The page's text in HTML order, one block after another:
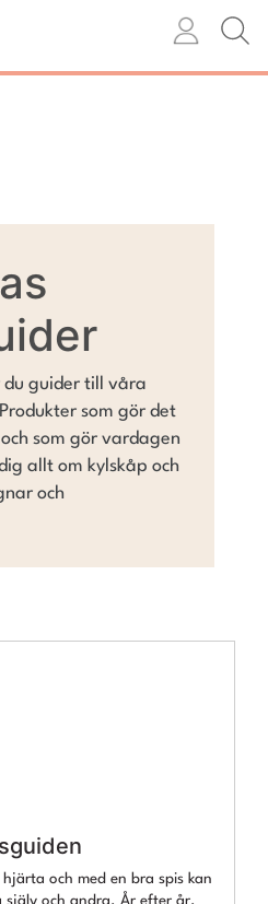
guider till våra
som gör det
som gör vardagen
allt om kylskåp och
och
och med en bra spis kan
själv och andra. År efter år.